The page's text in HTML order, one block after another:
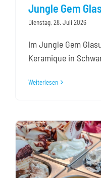
Jungle Gem
Dienstag, 28. Juli 2026
Im Jungle Gem
Keramique in
Weiterlesen